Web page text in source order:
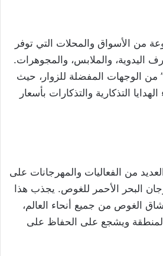
من الأسواق والمحلات التي توفر
اليدوية، والملابس، والمجوهرات.
الوجهات المفضلة للزوار، حيث
التذكارية والتذكارات بأسعار
من الفعاليات والمهرجانات على
البحر الأحمر للغوص. يجذب هذا
الغوص من جميع أنحاء العالم،
ويشجع على الحفاظ على